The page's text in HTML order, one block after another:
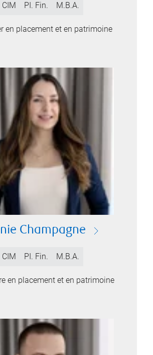
CIM PI. Fin. M.B.A.
en placement et en patrimoine
Champagne
CIM PI. Fin. M.B.A.
en placement et en patrimoine